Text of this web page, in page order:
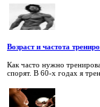
Возраст и частота
Как часто нужно
спорят. В 60-х годах я